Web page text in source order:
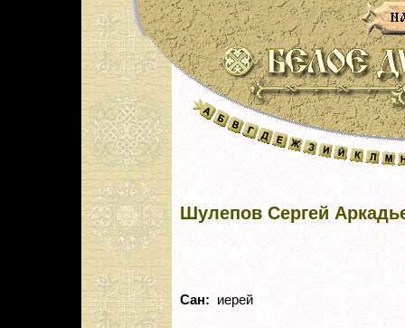
Шулепов Сергей
Сан: иерей